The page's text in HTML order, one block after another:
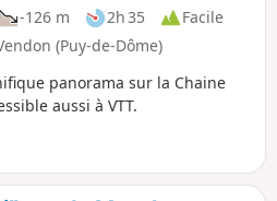
-126 m 2h 35
Facile
(Puy-de-Dôme)
panorama sur la Chaine
aussi à VTT.